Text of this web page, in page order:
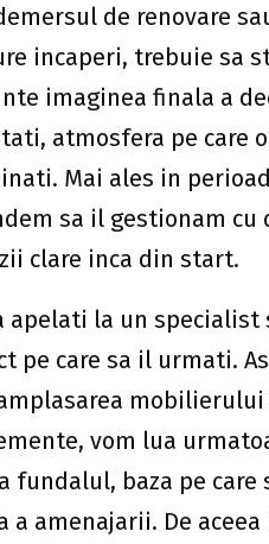
de renovare
incaperi, trebuie sa
imaginea finala a
atmosfera pe care
Mai ales in
sa il gestionam cu
clare inca din start.
apelati la un
pe care sa il urmati.
vom lua
fundalul, baza pe
a amenajarii. De